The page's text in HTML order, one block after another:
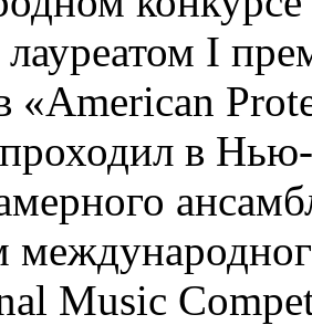
I
«American
проходил в
Music